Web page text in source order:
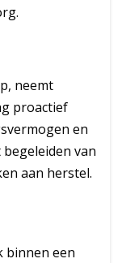
neemt
proactief
en
van
aan herstel.
binnen een